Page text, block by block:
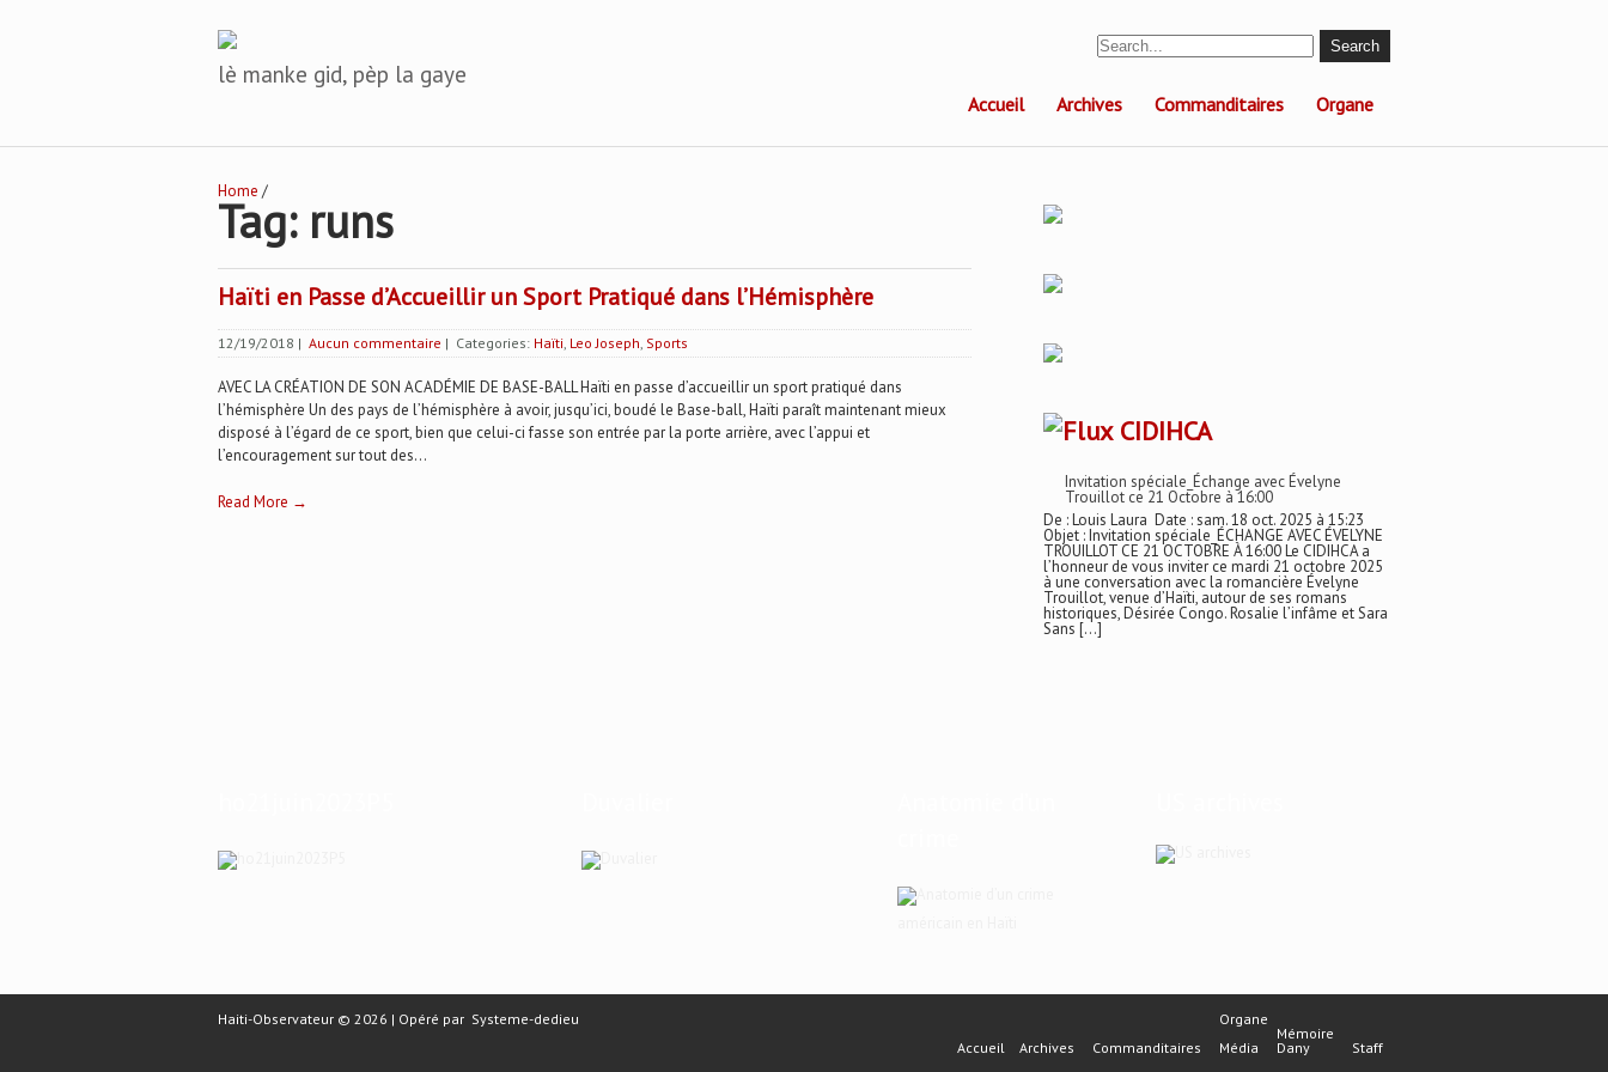
lè manke gid, pèp la gaye
Accueil Archives Commanditaires Organe
Home /
Tag: runs
Haïti en Passe d’Accueillir un Sport Pratiqué dans l’Hémisphère
12/19/2018 | Aucun commentaire | Categories: Haïti, Leo Joseph, Sports
AVEC LA CRÉATION DE SON ACADÉMIE DE BASE-BALL Haïti en passe d’accueillir un sport pratiqué dans
l’hémisphère Un des pays de l’hémisphère à avoir, jusqu’ici, boudé le Base-ball, Haïti paraît maintenant mieux
disposé à l’égard de ce sport, bien que celui-ci fasse son entrée par la porte arrière, avec l’appui et
l’encouragement sur tout des...
Read More →
CIDIHCA
Invitation spéciale_Échange avec Évelyne
Trouillot ce 21 Octobre à 16:00
De : Louis Laura Date : sam. 18 oct. 2025 à 15:23
Objet : Invitation spéciale_ÉCHANGE AVEC ÉVELYNE
TROUILLOT CE 21 OCTOBRE À 16:00 Le CIDIHCA a
l’honneur de vous inviter ce mardi 21 octobre 2025
à une conversation avec la romancière Évelyne
Trouillot, venue d’Haïti, autour de ses romans
historiques, Désirée Congo. Rosalie l’infâme et Sara
Sans […]
Haiti-Observateur © 2026 | Opéré par Systeme-dedieu
Accueil
Archives Commanditaires
Organe
Média
Mémoire
Dany
Staff